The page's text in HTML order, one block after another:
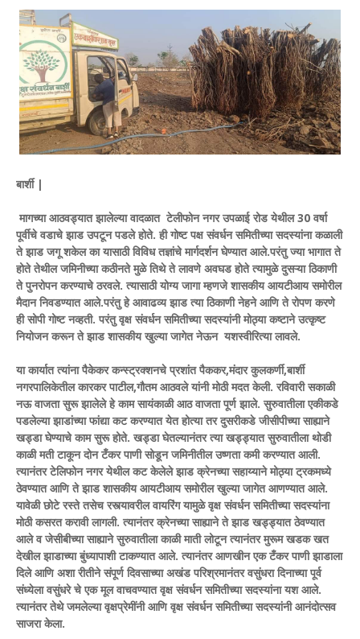
बार्शी |
मागच्या आठवड्यात झालेल्या वादळात टेलीफोन नगर उपळाई रोड येथील 30 वर्षा
पूर्वीचे वडाचे झाड उपटून पडले होते. ही गोष्ट पक्ष संवर्धन समितीच्या सदस्यांना कळाली
ते झाड जगू शकेल का यासाठी विविध तज्ञांचे मार्गदर्शन घेण्यात आले.परंतु ज्या भागात ते
होते तेथील जमिनीच्या कठीनते मुळे तिथे ते लावणे अवघड होते त्यामुळे दुसऱ्या ठिकाणी
ते पुनरोपन करण्याचे ठरवले. त्यासाठी योग्य जागा म्हणजे शासकीय आयटीआय समोरील
मैदान निवडण्यात आले.परंतु हे आवाढव्य झाड त्या ठिकाणी नेहने आणि ते रोपण करणे
ही सोपी गोष्ट नव्हती. परंतु वृक्ष संवर्धन समितीच्या सदस्यांनी मोठ्या कष्टाने उत्कृष्ट
नियोजन करून ते झाड शासकीय खुल्या जागेत नेऊन यशस्वीरित्या लावले.
या कार्यात त्यांना पैकेकर कन्स्ट्रक्शनचे प्रशांत पैककर,मंदार कुलकर्णी,बार्शी
नगरपालिकेतील कारकर पाटील,गौतम आठवले यांनी मोठी मदत केली. रविवारी सकाळी
नऊ वाजता सुरू झालेले हे काम सायंकाळी आठ वाजता पूर्ण झाले. सुरुवातीला एकीकडे
पडलेल्या झाडांच्या फांद्या कट करण्यात येत होत्या तर दुसरीकडे जीसीपीच्या साह्याने
खड्डा घेण्याचे काम सुरू होते. खड्डा घेतल्यानंतर त्या खड्ड्यात सुरुवातीला थोडी
काळी मती टाकून दोन टँकर पाणी सोडून जमिनीतील उष्णता कमी करण्यात आली.
त्यानंतर टेलिफोन नगर येथील कट केलेले झाड क्रेनच्या सहाय्याने मोठ्या ट्रकमध्ये
ठेवण्यात आणि ते झाड शासकीय आयटीआय समोरील खुल्या जागेत आणण्यात आले.
यावेळी छोटे रस्ते तसेच रस्त्यावरील वायरिंग यामुळे वृक्ष संवर्धन समितीच्या सदस्यांना
मोठी कसरत करावी लागली. त्यानंतर क्रेनच्या साह्याने ते झाड खड्ड्यात ठेवण्यात
आले व जेसीबीच्या साह्याने सुरुवातीला काळी माती लोटून त्यानंतर मुरूम खडक खत
देखील झाडाच्या बुंध्यापाशी टाकण्यात आले. त्यानंतर आणखीन एक टँकर पाणी झाडाला
दिले आणि अशा रीतीने संपूर्ण दिवसाच्या अखंड परिश्रमानंतर वसुंधरा दिनाच्या पूर्व
संध्येला वसुंधरे चे एक मूल वाचवण्यात वृक्ष संवर्धन समितीच्या सदस्यांना यश आले.
त्यानंतर तेथे जमलेल्या वृक्षप्रेमींनी आणि वृक्ष संवर्धन समितीच्या सदस्यांनी आनंदोत्सव
साजरा केला.